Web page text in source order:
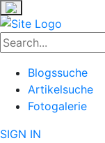
Blogssuche
Artikelsuche
Fotogalerie
SIGN IN